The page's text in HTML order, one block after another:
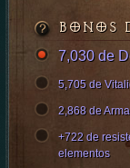
BONOS
7,030 de
5,705 de
2,868 de
+722 de
elementos